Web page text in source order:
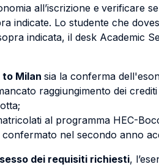
all’iscrizione e verificare
indicate. Lo studente che
indicata, il desk Academic
Milan sia la conferma
raggiungimento dei
al programma HEC-
nel secondo anno
dei requisiti richiesti,